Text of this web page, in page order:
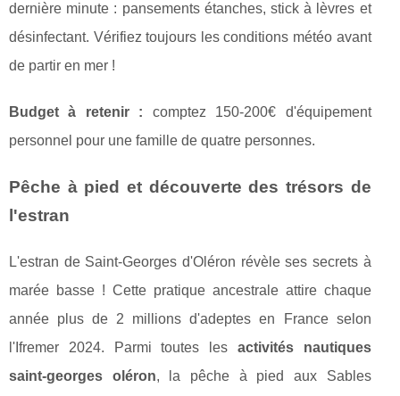
dernière minute : pansements étanches, stick à lèvres et
désinfectant. Vérifiez toujours les conditions météo avant
de partir en mer !
Budget à retenir : comptez 150-200€ d'équipement
personnel pour une famille de quatre personnes.
Pêche à pied et découverte des trésors de
l'estran
L'estran de Saint-Georges d'Oléron révèle ses secrets à
marée basse ! Cette pratique ancestrale attire chaque
année plus de 2 millions d'adeptes en France selon
l'Ifremer 2024. Parmi toutes les activités nautiques
saint-georges oléron, la pêche à pied aux Sables